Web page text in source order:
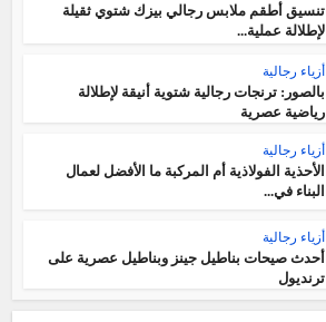
تنسيق أطقم ملابس رجالي بيزك شتوي ثقيلة
لإطلالة عملية...
أزياء رجالية
بالصور: ترنجات رجالية شتوية أنيقة لإطلالة
رياضية عصرية
أزياء رجالية
الأحذية الفولاذية أم المركبة ما الأفضل لعمال
البناء في...
أزياء رجالية
أحدث صيحات بناطيل جينز وبناطيل عصرية على
ترنديول